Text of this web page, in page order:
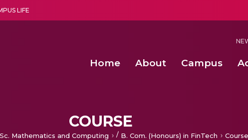
LIFE
Home About Campus
COURSE
Mathematics and Computing / B. Com. (Honours) in FinTech Course